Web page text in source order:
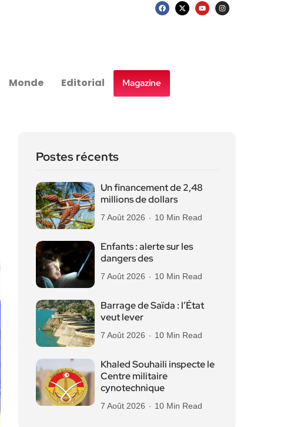
Monde Editorial Magazine
Postes récents
Un financement de 2,48
millions de dollars
7 Août 2026 10 Min Read
Enfants : alerte sur les
dangers des
7 Août 2026 10 Min Read
Barrage de Saïda : l’État
veut lever
7 Août 2026 10 Min Read
Khaled Souhaili inspecte le
Centre militaire
cynotechnique
7 Août 2026 10 Min Read